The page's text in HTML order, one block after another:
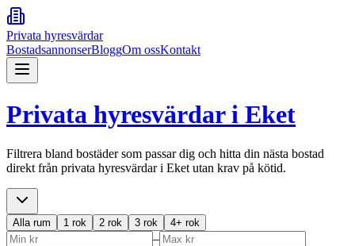
Privata hyresvärdar
BostadsannonserBloggOm ossKontakt
Privata hyresvärdar i Eket
Filtrera bland bostäder som passar dig och hitta din nästa bostad
direkt från privata hyresvärdar i Eket utan krav på kötid.
Alla rum 1 rok 2 rok 3 rok 4+ rok
–